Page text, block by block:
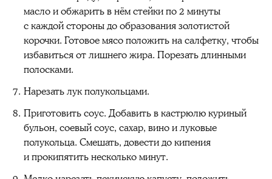
масло и обжарить в нём стейки по 2 минуты
с каждой стороны до образования золотистой
корочки. Готовое мясо положить на салфетку, чтобы
избавиться от лишнего жира. Порезать длинными
полосками.
Нарезать лук полукольцами.
Приготовить соус. Добавить в кастрюлю куриный
бульон, соевый соус, сахар, вино и луковые
полукольца. Смешать, довести до кипения
и прокипятить несколько минут.